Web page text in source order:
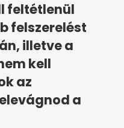
feltétlenül
felszerelést
illetve a
kell
az
a